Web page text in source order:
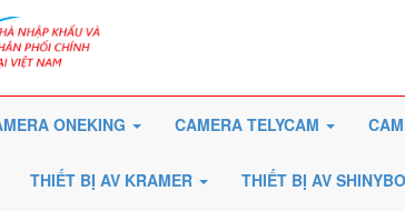
ONEKING CAMERA TELYCAM
THIẾT BỊ AV KRAMER THIẾT BỊ AV